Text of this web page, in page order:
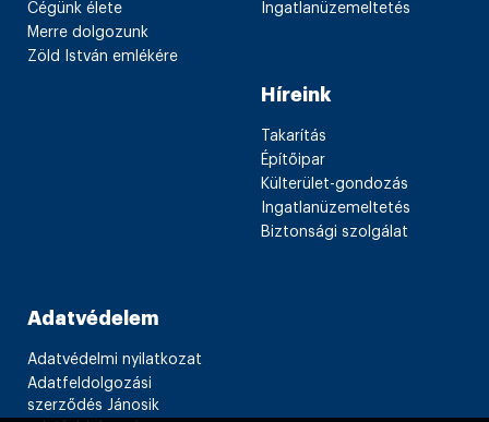
Cégünk élete
Merre dolgozunk
Zöld István emlékére
Ingatlanüzemeltetés
Híreink
Takarítás
Építőipar
Külterület-gondozás
Ingatlanüzemeltetés
Biztonsági szolgálat
Adatvédelem
Adatvédelmi nyilatkozat
Adatfeldolgozási
szerződés Jánosik